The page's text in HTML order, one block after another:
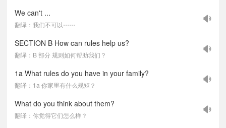
We can't ...
翻译：我们不可以⋯⋯
SECTION B How can rules help us?
翻译：B 部分 规则如何帮助我们？
1a What rules do you have in your family?
翻译：1a 你家里有什么规矩？
What do you think about them?
翻译：你觉得它们怎么样？